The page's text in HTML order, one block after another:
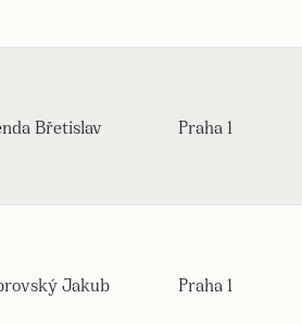
Břetislav Praha 1
Jakub Praha 1